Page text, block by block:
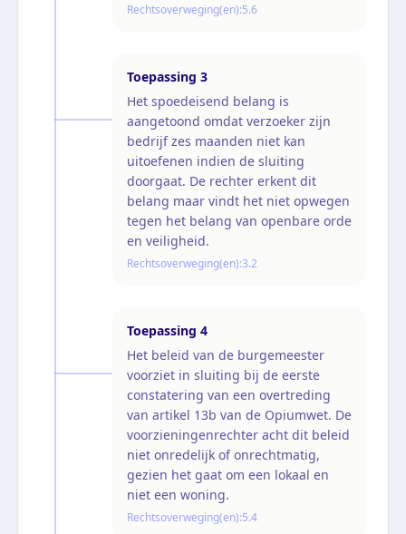
Rechtsoverweging(en):5.6
Toepassing 3
Het spoedeisend belang is
aangetoond omdat verzoeker zijn
bedrijf zes maanden niet kan
uitoefenen indien de sluiting
doorgaat. De rechter erkent dit
belang maar vindt het niet opwegen
tegen het belang van openbare orde
en veiligheid.
Rechtsoverweging(en):3.2
Toepassing 4
Het beleid van de burgemeester
voorziet in sluiting bij de eerste
constatering van een overtreding
van artikel 13b van de Opiumwet. De
voorzieningenrechter acht dit beleid
niet onredelijk of onrechtmatig,
gezien het gaat om een lokaal en
niet een woning.
Rechtsoverweging(en):5.4